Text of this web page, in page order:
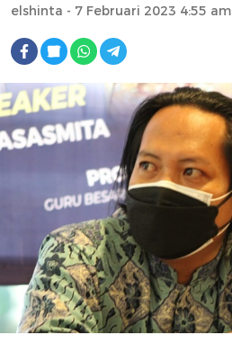
elshinta - 7 Februari 2023 4:55 am